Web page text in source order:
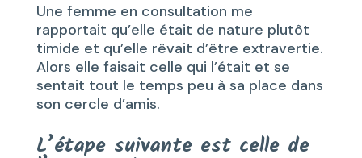
Une femme en consultation me
rapportait qu’elle était de nature plutôt
timide et qu’elle rêvait d’être extravertie.
Alors elle faisait celle qui l’était et se
sentait tout le temps peu à sa place dans
son cercle d’amis.
L’étape suivante est celle de